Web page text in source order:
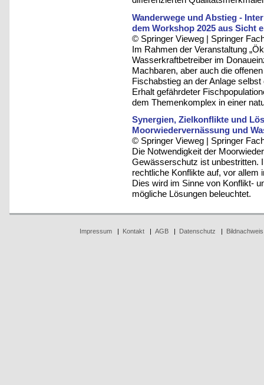
Wanderwege und Abstieg -
dem Workshop 2025 aus Sicht
© Springer Vieweg | Springer
Im Rahmen der Veranstaltung
Wasserkraftbetreiber im
Machbaren, aber auch die
Fischabstieg an der Anlage
Erhalt gefährdeter
dem Themenkomplex in einer
Synergien, Zielkonflikte und
Moorwiedervernässung und
© Springer Vieweg | Springer
Die Notwendigkeit der
Gewässerschutz ist unbestritten.
rechtliche Konflikte auf, vor allem
Dies wird im Sinne von Konflikt-
mögliche Lösungen beleuchtet.
Impressum| Kontakt| AGB| Datenschutz Bildnachweis